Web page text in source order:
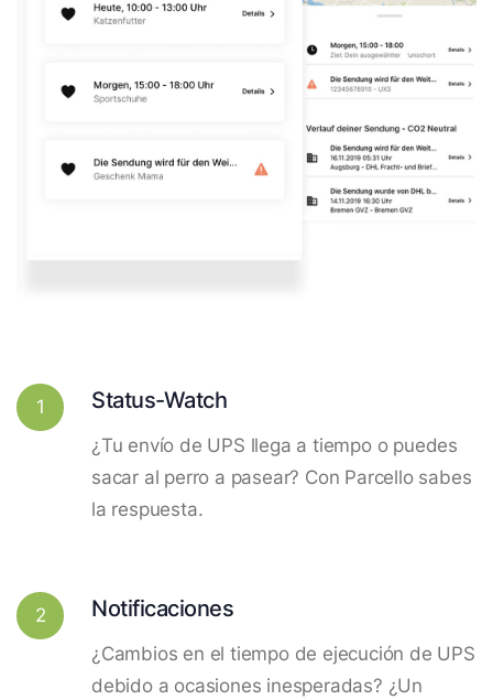
1 Status-Watch
¿Tu envío de UPS llega a tiempo o puedes
sacar al perro a pasear? Con Parcello sabes
la respuesta.
2 Notificaciones
¿Cambios en el tiempo de ejecución de UPS
debido a ocasiones inesperadas? ¿Un